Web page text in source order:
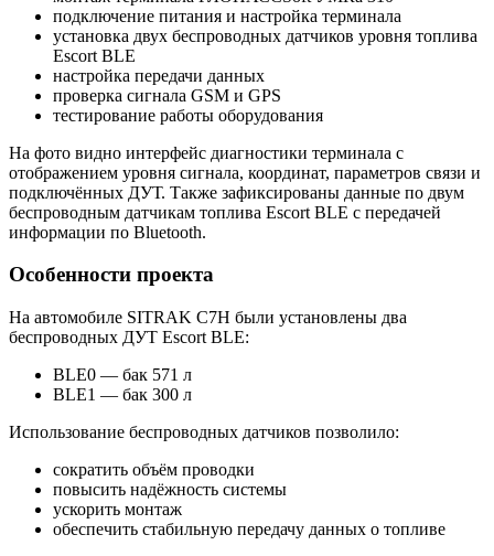
подключение питания и настройка терминала
установка двух беспроводных датчиков уровня топлива
Escort BLE
настройка передачи данных
проверка сигнала GSM и GPS
тестирование работы оборудования
На фото видно интерфейс диагностики терминала с
отображением уровня сигнала, координат, параметров связи и
подключённых ДУТ. Также зафиксированы данные по двум
беспроводным датчикам топлива Escort BLE с передачей
информации по Bluetooth.
Особенности проекта
На автомобиле SITRAK C7H были установлены два
беспроводных ДУТ Escort BLE:
BLE0 — бак 571 л
BLE1 — бак 300 л
Использование беспроводных датчиков позволило:
сократить объём проводки
повысить надёжность системы
ускорить монтаж
обеспечить стабильную передачу данных о топливе